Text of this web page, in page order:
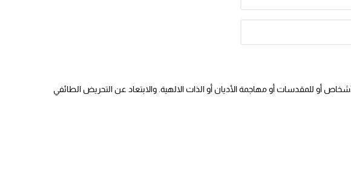
أو للمقدسات أو مهاجمة الأديان أو الذات الالهية. والابتعاد عن التحريض الطائفي